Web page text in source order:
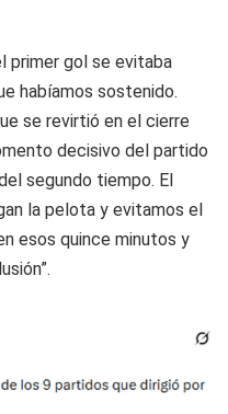
primer gol se evitaba
habíamos sostenido.
se revirtió en el cierre
decisivo del partido
segundo tiempo. El
la pelota y evitamos el
esos quince minutos y